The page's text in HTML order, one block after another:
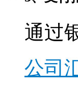
通过
公司